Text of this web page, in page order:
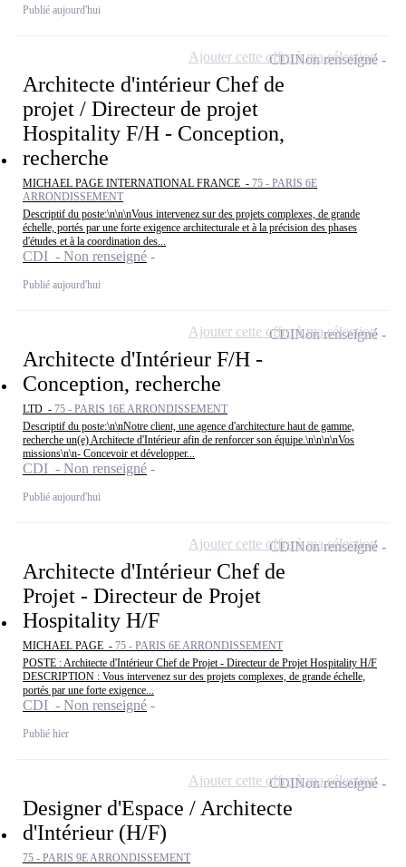
Publié aujourd'hui
Architecte d'intérieur Chef de
projet / Directeur de projet
Hospitality F/H - Conception,
recherche
MICHAEL PAGE INTERNATIONAL FRANCE - 75 - PARIS 6E
ARRONDISSEMENT
Descriptif du poste:\n\n\nVous intervenez sur des projets complexes, de grande
échelle, portés par une forte exigence architecturale et à la précision des phases
d'études et à la coordination des...
CDI - Non renseigné
Publié aujourd'hui
CDINon renseigné
Ajouter cette offre à ma sélection
Architecte d'Intérieur F/H -
Conception, recherche
LTD - 75 - PARIS 16E ARRONDISSEMENT
Descriptif du poste:\n\nNotre client, une agence d'architecture haut de gamme,
recherche un(e) Architecte d'Intérieur afin de renforcer son équipe.\n\n\n\nVos
missions\n\n- Concevoir et développer...
CDI - Non renseigné
Publié aujourd'hui
CDINon renseigné
Ajouter cette offre à ma sélection
Architecte d'Intérieur Chef de
Projet - Directeur de Projet
Hospitality H/F
MICHAEL PAGE - 75 - PARIS 6E ARRONDISSEMENT
POSTE : Architecte d'Intérieur Chef de Projet - Directeur de Projet Hospitality H/F
DESCRIPTION : Vous intervenez sur des projets complexes, de grande échelle,
portés par une forte exigence...
CDI - Non renseigné
Publié hier
CDINon renseigné
Ajouter cette offre à ma sélection
Designer d'Espace / Architecte
d'Intérieur (H/F)
75 - PARIS 9E ARRONDISSEMENT
CDINon renseigné
Ajouter cette offre à ma sélection